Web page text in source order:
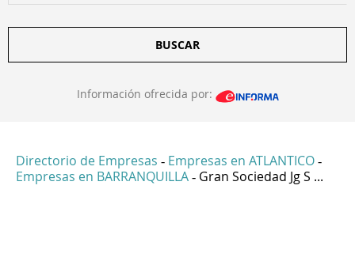
BUSCAR
Información ofrecida por:
Directorio de Empresas - Empresas en ATLANTICO -
Empresas en BARRANQUILLA - Gran Sociedad Jg S ...